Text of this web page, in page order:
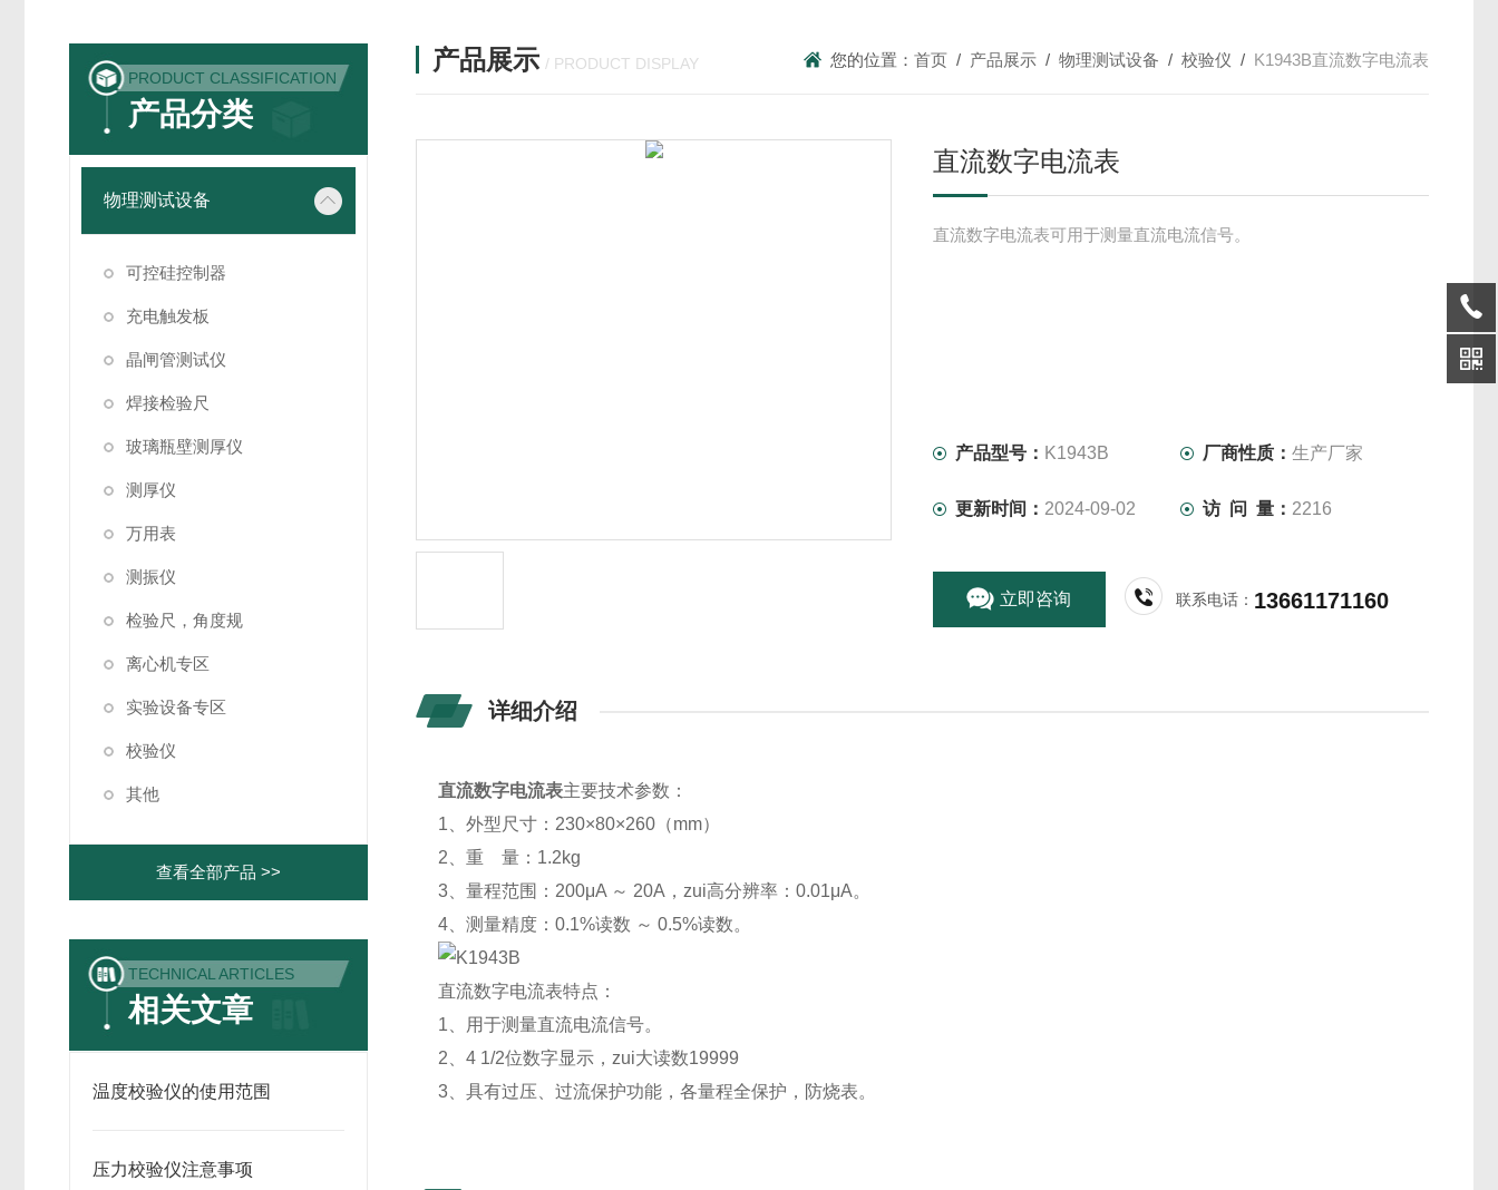
PRODUCT CLASSIFICATION
产品分类
物理测试设备
可控硅控制器
充电触发板
晶闸管测试仪
焊接检验尺
玻璃瓶壁测厚仪
测厚仪
万用表
测振仪
检验尺，角度规
离心机专区
实验设备专区
校验仪
其他
查看全部产品 >>
TECHNICAL ARTICLES
相关文章
温度校验仪的使用范围
压力校验仪注意事项
产品展示 / PRODUCT DISPLAY 您的位置： 首页 / 产品展示 / 物理测试设备 / 校验仪 / K1943B直流数字电流表
直流数字电流表
直流数字电流表可用于测量直流电流信号。
产品型号： K1943B 厂商性质：生产厂家
更新时间： 2024-09-02 访 问 量： 2216
立即咨询 联系电话： 13661171160
详细介绍
直流数字电流表主要技术参数：
1、外型尺寸：230×80×260（mm）
2、重 量：1.2kg
3、量程范围：200μA ～ 20A，zui高分辨率：0.01μA。
4、测量精度：0.1%读数 ～ 0.5%读数。
直流数字电流表特点：
1、用于测量直流电流信号。
2、4 1/2位数字显示，zui大读数19999
3、具有过压、过流保护功能，各量程全保护，防烧表。